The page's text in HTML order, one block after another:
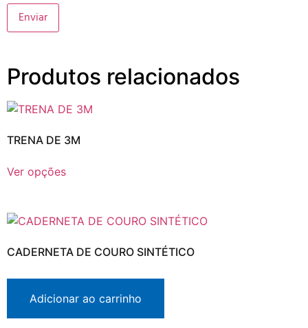
Produtos relacionados
TRENA DE 3M
Ver opções
CADERNETA DE COURO SINTÉTICO
Adicionar ao carrinho